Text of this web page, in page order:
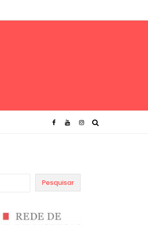
Pesquisar